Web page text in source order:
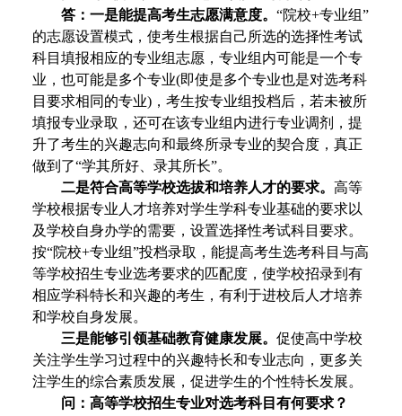
答： 一是能提高考生志愿满意度。 “院校+专业组”
的志愿设置模式，使考生根据自己所选的选择性考试
科目填报相应的专业组志愿，专业组内可能是一个专
业，也可能是多个专业(即使是多个专业也是对选考科
目要求相同的专业)，考生按专业组投档后，若未被所
填报专业录取，还可在该专业组内进行专业调剂，提
升了考生的兴趣志向和最终所录专业的契合度，真正
做到了“学其所好、录其所长”。
二是符合高等学校选拔和培养人才的要求。 高等
学校根据专业人才培养对学生学科专业基础的要求以
及学校自身办学的需要，设置选择性考试科目要求。
按“院校+专业组”投档录取，能提高考生选考科目与高
等学校招生专业选考要求的匹配度，使学校招录到有
相应学科特长和兴趣的考生，有利于进校后人才培养
和学校自身发展。
三是能够引领基础教育健康发展。 促使高中学校
关注学生学习过程中的兴趣特长和专业志向，更多关
注学生的综合素质发展，促进学生的个性特长发展。
问：高等学校招生专业对选考科目有何要求？